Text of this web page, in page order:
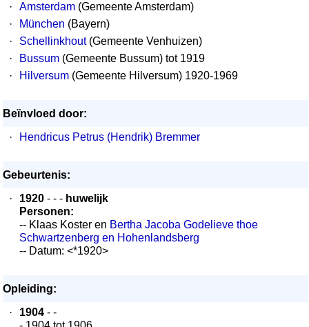
·
Amsterdam (Gemeente Amsterdam)
·
München (Bayern)
·
Schellinkhout(Gemeente Venhuizen)
·
Bussum (Gemeente Bussum) tot 1919
·
Hilversum (Gemeente Hilversum) 1920-1969
Beïnvloed door:
·
Hendricus Petrus (Hendrik) Bremmer
Gebeurtenis:
·
1920 - - - huwelijk
Personen:
-- Klaas Koster en Bertha Jacoba Godelieve thoe
Schwartzenberg en Hohenlandsberg
-- Datum: <*1920>
Opleiding:
·
1904 - -